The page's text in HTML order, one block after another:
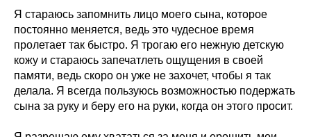
Я стараюсь запомнить лицо моего сына, которое
постоянно меняется, ведь это чудесное время
пролетает так быстро. Я трогаю его нежную детскую
кожу и стараюсь запечатлеть ощущения в своей
памяти, ведь скоро он уже не захочет, чтобы я так
делала. Я всегда пользуюсь возможностью подержать
сына за руку и беру его на руки, когда он этого просит.